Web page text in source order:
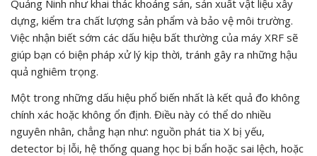
Quảng Ninh như khai thác khoáng sản, sản xuất vật liệu xây
dựng, kiểm tra chất lượng sản phẩm và bảo vệ môi trường.
Việc nhận biết sớm các dấu hiệu bất thường của máy XRF sẽ
giúp bạn có biện pháp xử lý kịp thời, tránh gây ra những hậu
quả nghiêm trọng.
Một trong những dấu hiệu phổ biến nhất là kết quả đo không
chính xác hoặc không ổn định. Điều này có thể do nhiều
nguyên nhân, chẳng hạn như: nguồn phát tia X bị yếu,
detector bị lỗi, hệ thống quang học bị bẩn hoặc sai lệch, hoặc